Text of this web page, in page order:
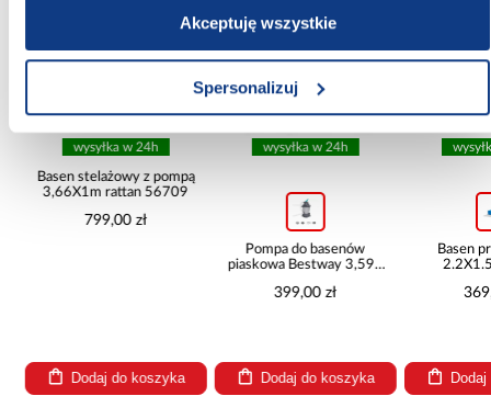
Akceptuję wszystkie
Spersonalizuj
wysyłka w 24h
Basen stelażowy z pompą
3,66X1m rattan 56709
799,00 zł
Dodaj do koszyka
wysyłka w 24h
Pompa do basenów
piaskowa Bestway 3,596
399,00 zł
Dodaj do koszyka
Basen